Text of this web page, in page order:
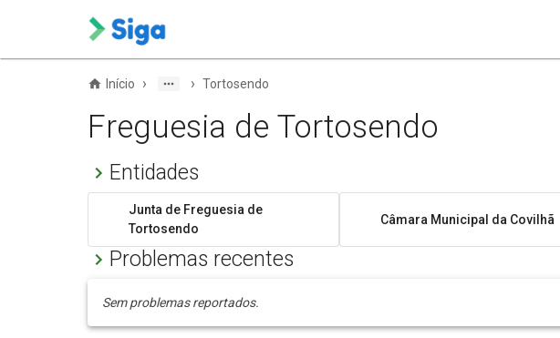
Início › › Tortosendo
Freguesia de Tortosendo
Entidades
Junta de Freguesia de
Tortosendo
Câmara Municipal da Covilhã
Problemas recentes
Sem problemas reportados.